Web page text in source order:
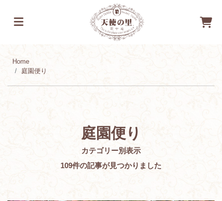
Home
庭園便り
庭園便り
カテゴリー別表示
109件の記事が見つかりました